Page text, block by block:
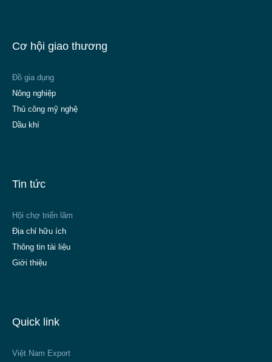
Cơ hội giao thương
Đồ gia dụng
Nông nghiệp
Thủ công mỹ nghệ
Dầu khí
Tin tức
Hội chợ triển lãm
Địa chỉ hữu ích
Thông tin tài liệu
Giới thiệu
Quick link
Việt Nam Export